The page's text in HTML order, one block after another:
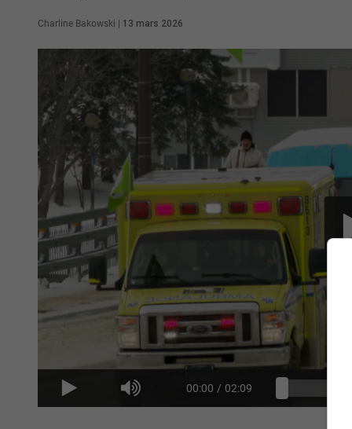
Charline Bakowski 13 mars 2026
00:00 / 02:09